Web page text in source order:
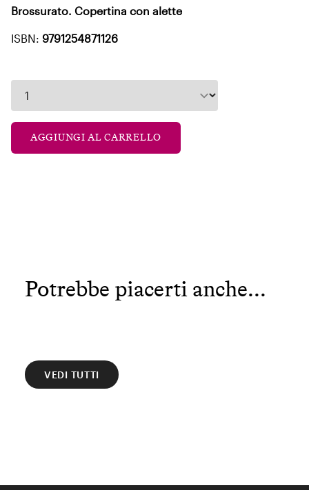
Brossurato. Copertina con alette
ISBN: 9791254871126
AGGIUNGI AL CARRELLO
Potrebbe piacerti anche...
VEDI TUTTI